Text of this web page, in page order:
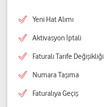
Yeni Hat Alımı
Aktivasyon İptali
Faturalı Tarife Değişikliği
Numara Taşıma
Faturalıya Geçiş